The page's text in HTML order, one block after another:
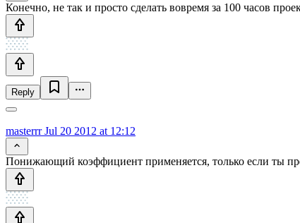
Конечно, не так и просто сделать вовремя за 100 часов
Reply
masterrrJul 20 2012 at 12:12
Понижающий коэффициент применяется, только если ты